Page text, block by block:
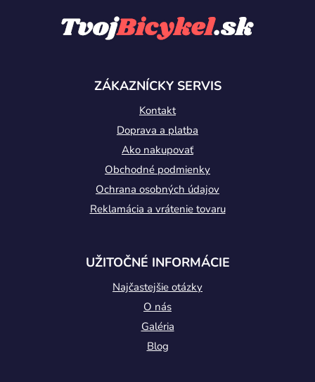
ZÁKAZNÍCKY SERVIS
Kontakt
Doprava a platba
Ako nakupovať
Obchodné podmienky
Ochrana osobných údajov
Reklamácia a vrátenie tovaru
UŽITOČNÉ INFORMÁCIE
Najčastejšie otázky
O nás
Galéria
Blog